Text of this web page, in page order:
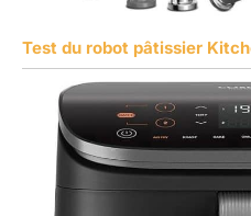
Test du robot pâtissier